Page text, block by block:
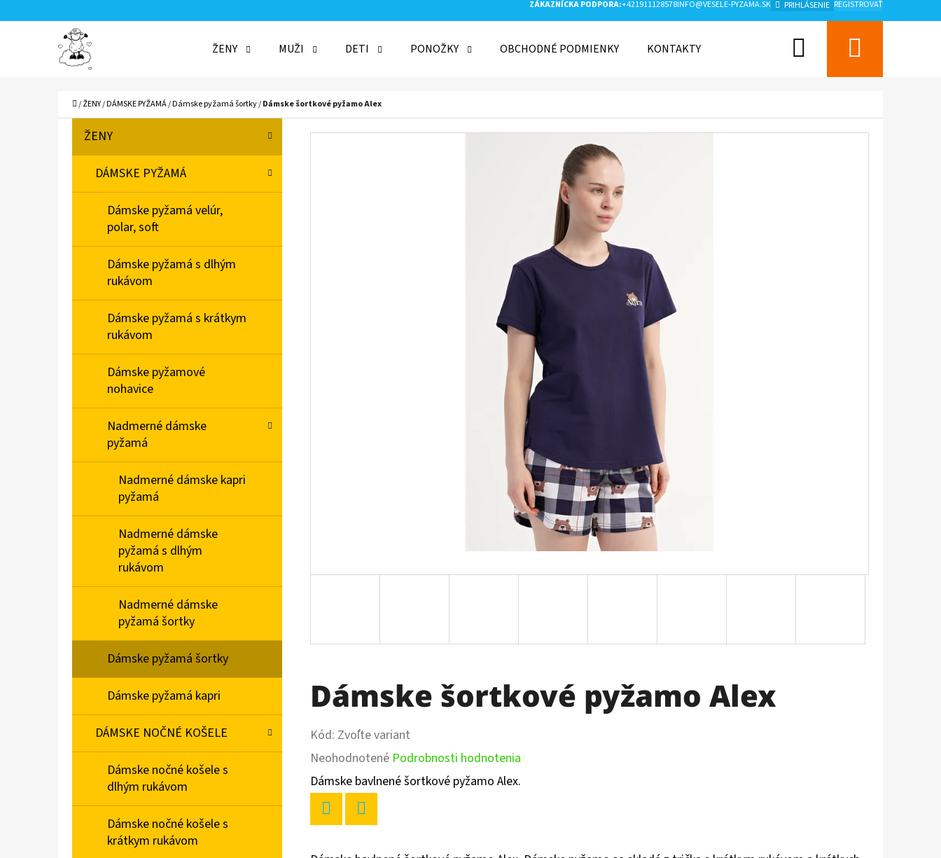
ZÁKAZNÍCKA PODPORA:+421911128578INFO@VESELE-PYZAMA.SK PRIHLÁSENIE REGISTROVAŤ
ŽENY MUŽI DETI PONOŽKY OBCHODNÉ PODMIENKY KONTAKTY Hľadať
Domov
/ŽENY/DÁMSKE PYŽAMÁ/Dámske pyžamá šortky/Dámske šortkové pyžamo Alex
O
N
Preskočiť
kategórie
T
G
I
ŽENY
DÁMSKE PYŽAMÁ
Dámske pyžamá velúr,
polar, soft
Dámske pyžamá s dlhým
rukávom
Dámske pyžamá s krátkym
rukávom
Dámske pyžamové
nohavice
Nadmerné dámske
pyžamá
Nadmerné dámske kapri
pyžamá
Nadmerné dámske
pyžamá s dlhým
rukávom
Nadmerné dámske
pyžamá šortky
Dámske pyžamá šortky
Dámske pyžamá kapri
DÁMSKE NOČNÉ KOŠELE
Dámske nočné košele s
dlhým rukávom
Dámske nočné košele s
krátkym rukávom
Dámske šortkové pyžamo Alex
Kód: Zvoľte variant
Priemerné
hodnotenie
produktu
je
0,0
Neohodnotené Podrobnosti hodnotenia
Dámske bavlnené šortkové pyžamo Alex.
Späť
do
Späť
do
MEDVEDÍKY
€23,90
DÁMSKA NOČNÁ KOŠEĽA S KRÁTKYM
RUKÁVOM LAURA